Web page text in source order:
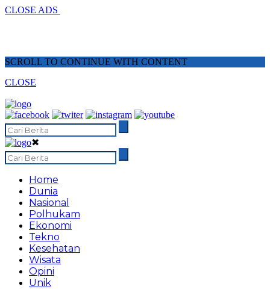
CLOSE ADS
SCROLL TO CONTINUE WITH CONTENT
CLOSE
✖
Home
Dunia
Nasional
Polhukam
Ekonomi
Tekno
Kesehatan
Wisata
Opini
Unik